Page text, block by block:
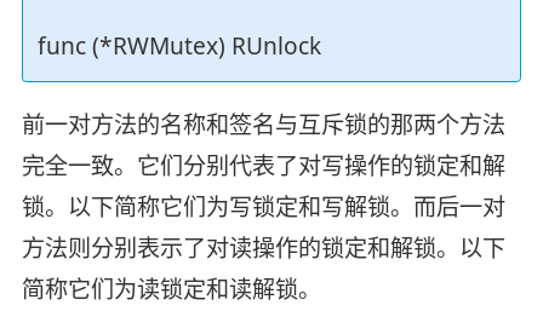
func (*RWMutex) RUnlock
前一对方法的名称和签名与互斥锁的那两个方法
完全一致。它们分别代表了对写操作的锁定和解
锁。以下简称它们为写锁定和写解锁。而后一对
方法则分别表示了对读操作的锁定和解锁。以下
简称它们为读锁定和读解锁。